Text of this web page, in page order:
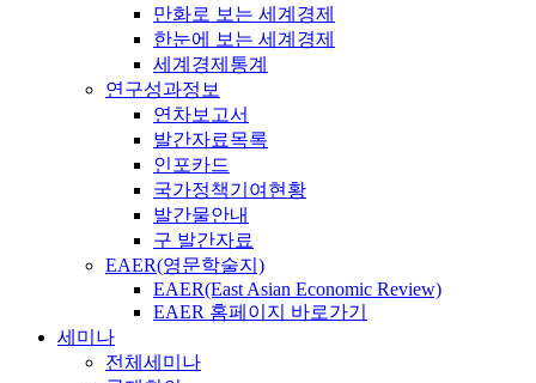
만화로 보는 세계경제
한눈에 보는 세계경제
세계경제통계
연구성과정보
연차보고서
발간자료목록
인포카드
국가정책기여현황
발간물안내
구 발간자료
EAER(영문학술지)
EAER(East Asian Economic Review)
EAER 홈페이지 바로가기
세미나
전체세미나